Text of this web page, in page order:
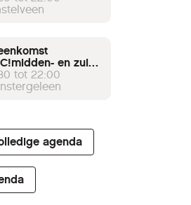
en zuid-
tot 22:00
agenda